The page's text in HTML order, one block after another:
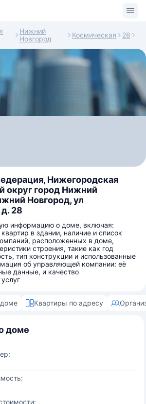
Нижний
Новгород
Космическая 28
Нижегородская
округ город Нижний
Новгород, ул
28
информацию о доме, включая:
в здании, наличие и список
расположенных в доме,
строения, такие как год
тип конструкции и использованные
об управляющей компании: её
данные, и качество
Квартиры по адресу
доме